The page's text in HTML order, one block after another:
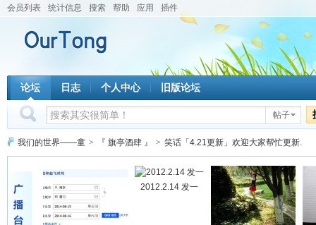
会员列表 统计信息 搜索 帮助 应用 插件
论坛 日志 个人中心 旧版论坛
帖子
我们的世界——童 > 『 旗亭酒肆 』 > 笑话「4.21更新」欢迎大家帮忙更新.
2012.2.14 发一